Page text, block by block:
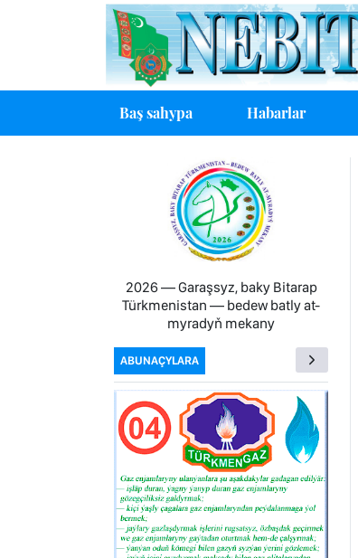
Baş sahypa Habarlar
2026 — Garaşsyz, baky Bitarap
Türkmenistan — bedew batly at-
myradyň mekany
ABUNAÇYLARA